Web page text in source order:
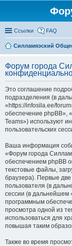
Ссылки FAQ
Силламяэский
Форум города
Это соглашение
подразделения (в
«https://infosila.ee/
обеспечение phpBB»,
Teams») используют
пользовательских
Ваша информация
«Форум города
обеспечением phpBB
текстовые файлы,
браузера). Первые
пользователя (в
сессии (в дальнейшем
программным
просмотра одной из
использоваться для
повышая таким
Также во время